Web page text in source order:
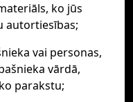
ko jūs
autortiesības;
vai personas,
vārdā,
parakstu;